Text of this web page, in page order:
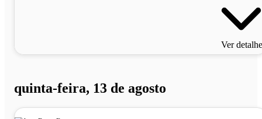
Ver
quinta-feira, 13 de agosto